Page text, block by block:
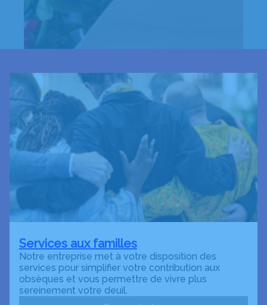
Services aux familles
Notre entreprise met à votre disposition des
services pour simplifier votre contribution aux
obsèques et vous permettre de vivre plus
sereinement votre deuil.